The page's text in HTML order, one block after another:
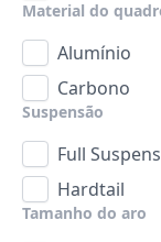
Material do
Alumínio
Carbono
Suspensão
Full
Hardtail
Tamanho do aro